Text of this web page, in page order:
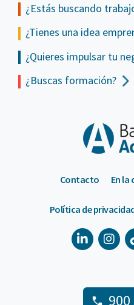
¿Estás buscando
¿Tienes una idea
¿Quieres impulsar tu
¿Buscas formación?
Contacto En la
Política de
900